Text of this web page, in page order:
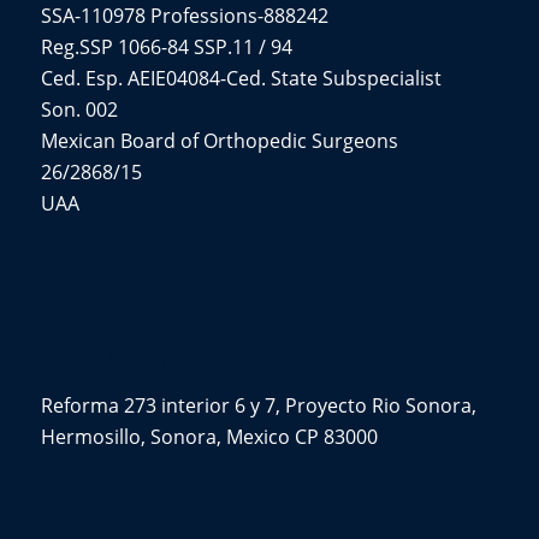
SSA-110978 Professions-888242
Reg.SSP 1066-84 SSP.11 / 94
Ced. Esp. AEIE04084-Ced. State Subspecialist
Son. 002
Mexican Board of Orthopedic Surgeons
26/2868/15
UAA
Reforma 273 interior 6 y 7, Proyecto Rio Sonora,
Hermosillo, Sonora, Mexico CP 83000